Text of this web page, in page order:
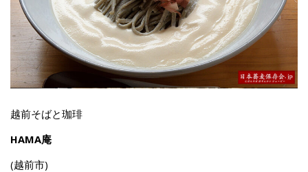
越前そばと珈琲
HAMA庵
(越前市)